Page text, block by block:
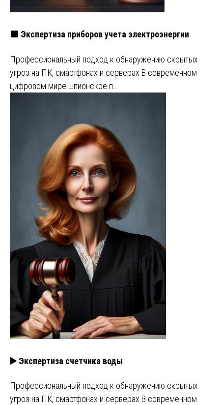
🟩 Экспертиза приборов учета электроэнергии
Профессиональный подход к обнаружению скрытых
угроз на ПК, смартфонах и серверах В современном
цифровом мире шпионское п…
▶️ Экспертиза счетчика воды
Профессиональный подход к обнаружению скрытых
угроз на ПК, смартфонах и серверах В современном